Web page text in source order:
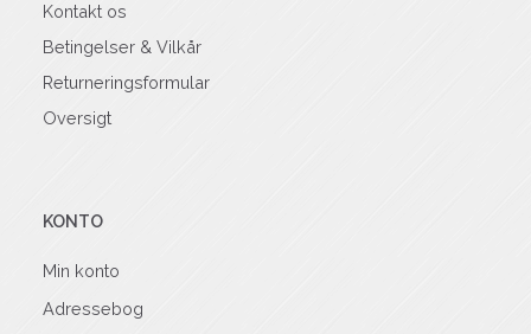
Kontakt os
Betingelser & Vilkår
Returneringsformular
Oversigt
KONTO
Min konto
Adressebog